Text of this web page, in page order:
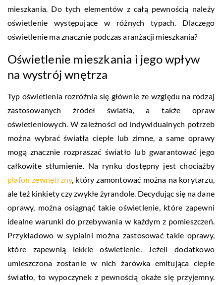
mieszkania. Do tych elementów z całą pewnością należy
oświetlenie występujące w różnych typach. Dlaczego
oświetlenie ma znacznie podczas aranżacji mieszkania?
Oświetlenie mieszkania i jego wpływ
na wystrój wnętrza
Typ oświetlenia rozróżnia się głównie ze względu na rodzaj
zastosowanych źródeł światła, a także opraw
oświetleniowych. W zależności od indywidualnych potrzeb
można wybrać światła ciepłe lub zimne, a same oprawy
mogą znacznie rozpraszać światło lub gwarantować jego
całkowite stłumienie. Na rynku dostępny jest chociażby
plafon zewnętrzny, który zamontować można na korytarzu,
ale też kinkiety czy zwykłe żyrandole. Decydując się na dane
oprawy, można osiągnąć takie oświetlenie, które zapewni
idealne warunki do przebywania w każdym z pomieszczeń.
Przykładowo w sypialni można zastosować takie oprawy,
które zapewnią lekkie oświetlenie. Jeżeli dodatkowo
umieszczona zostanie w nich żarówka emitująca ciepłe
światło, to wypoczynek z pewnością okaże się przyjemny.